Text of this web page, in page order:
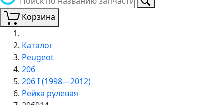
Корзина
Каталог
Peugeot
206
206 I (1998—2012)
Рейка рулевая